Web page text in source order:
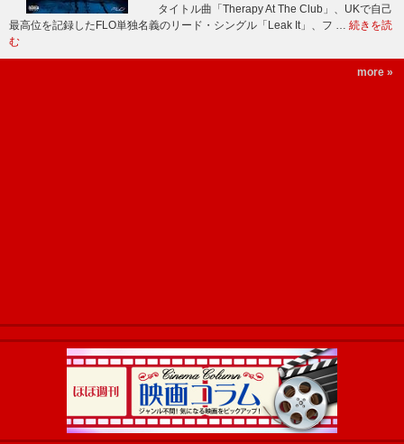
タイトル曲「Therapy At The Club」、UKで自己
最高位を記録したFLO単独名義のリード・シングル「Leak It」、フ … 続きを読
む
more »